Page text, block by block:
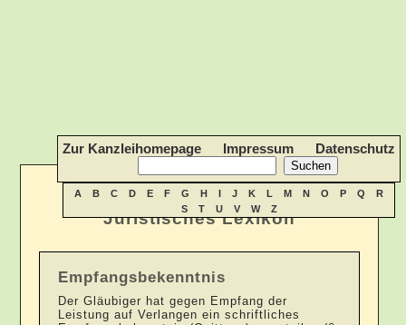
Juristisches Lexikon
Zur Kanzleihomepage Impressum Datenschutz
A B C D E F G H I J K L M N O P Q
R
S
T U V W Z
Empfangsbekenntnis
Der Gläubiger hat gegen Empfang der
Leistung auf Verlangen ein schriftliches